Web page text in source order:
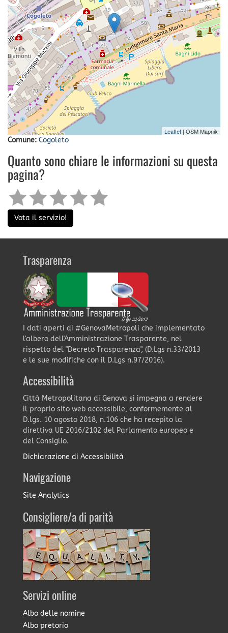
Leaflet | OSM Mapnik
Comune: Cogoleto
Quanto sono chiare le informazioni su questa
pagina?
Vota il servizio!
Trasparenza
I dati aperti di #GenovaMetropoli che implementato
l'albero dell'Amministrazione Trasparente, nel
rispetto del "Decreto Trasparenza", (D.Lgs n.33/2013
e le sue modifiche con il D.Lgs n.97/2016).
Accessibilità
Città Metropolitana di Genova si impegna a rendere
il proprio sito web accessibile, conformemente al
D.lgs. 10 agosto 2018, n.106 che ha recepito la
direttiva UE 2016/2102 del Parlamento europeo e
del Consiglio.
Dichiarazione di Accessibilità
Navigazione
Site Analytics
Consigliere/a di parità
Servizi online
Albo delle nomine
Albo pretorio